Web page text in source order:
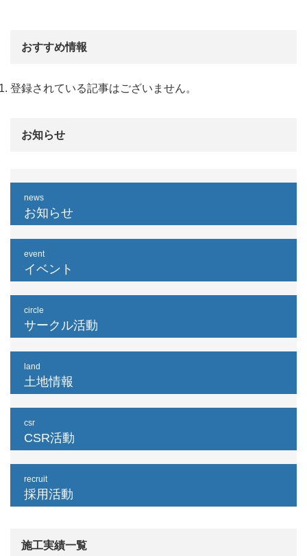
おすすめ情報
登録されている記事はございません。
お知らせ
news
お知らせ
event
イベント
circle
サークル活動
land
土地情報
csr
CSR活動
recruit
採用活動
施工実績一覧